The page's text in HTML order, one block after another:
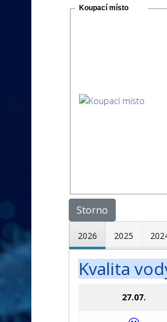
Koupací místo
Storno
2026 2025
Kvalita
27.07.